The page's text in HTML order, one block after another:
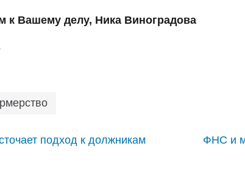
к Вашему делу, Ника Виноградова
подход к должникам
ФНС и